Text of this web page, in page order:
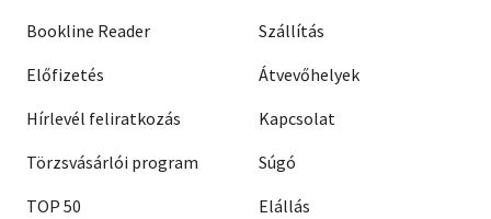
Bookline Reader
Előfizetés
Hírlevél feliratkozás
Törzsvásárlói program
TOP 50
Szállítás
Átvevőhelyek
Kapcsolat
Súgó
Elállás